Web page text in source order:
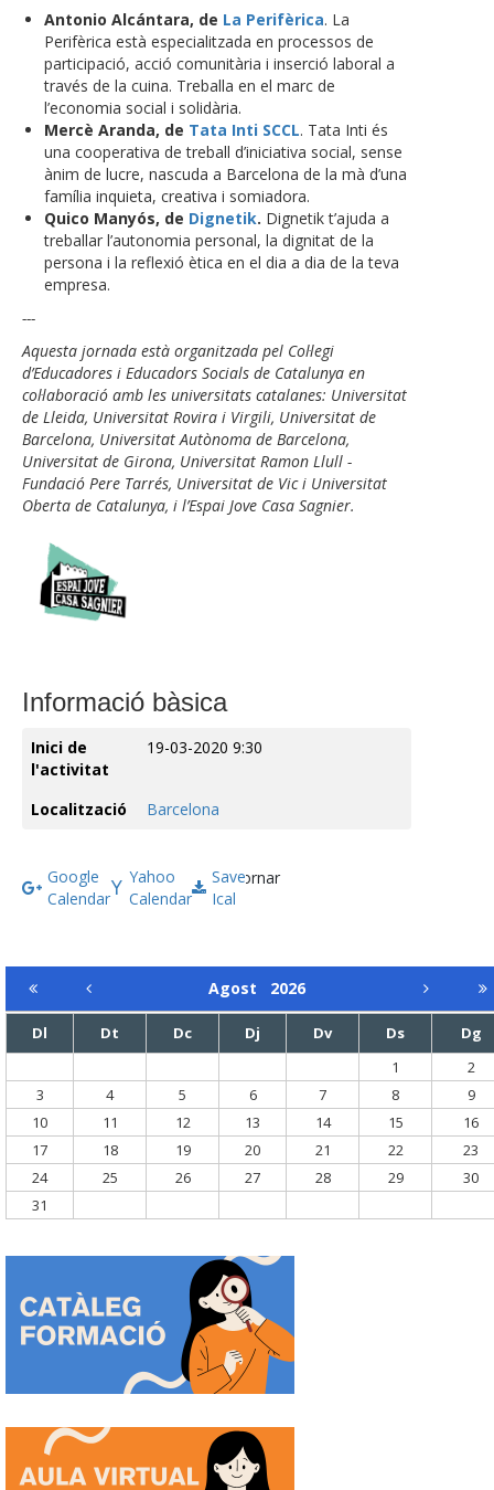
Antonio Alcántara, de La Perifèrica. La
Perifèrica està especialitzada en processos de
participació, acció comunitària i inserció laboral a
través de la cuina. Treballa en el marc de
l’economia social i solidària.
Mercè Aranda, de Tata Inti SCCL. Tata Inti és
una cooperativa de treball d’iniciativa social, sense
ànim de lucre, nascuda a Barcelona de la mà d’una
família inquieta, creativa i somiadora.
Quico Manyós, de Dignetik. Dignetik t’ajuda a
treballar l’autonomia personal, la dignitat de la
persona i la reflexió ètica en el dia a dia de la teva
empresa.
---
Aquesta jornada està organitzada pel Col·legi
d’Educadores i Educadors Socials de Catalunya en
col·laboració amb les universitats catalanes: Universitat
de Lleida, Universitat Rovira i Virgili, Universitat de
Barcelona, Universitat Autònoma de Barcelona,
Universitat de Girona, Universitat Ramon Llull -
Fundació Pere Tarrés, Universitat de Vic i Universitat
Oberta de Catalunya, i l’Espai Jove Casa Sagnier.
Informació bàsica
Inici de
l'activitat
19-03-2020 9:30
Localització Barcelona
Google
Calendar
Yahoo
Calendar
Save
Ical
Tornar
Agost 2026
Dl Dt Dc Dj Dv Ds
Dg
1
2
3
4 5 6 7 8
9
10
11 12 13 14 15
16
17
18 19 20 21 22
23
24
25 26 27 28 29
30
31